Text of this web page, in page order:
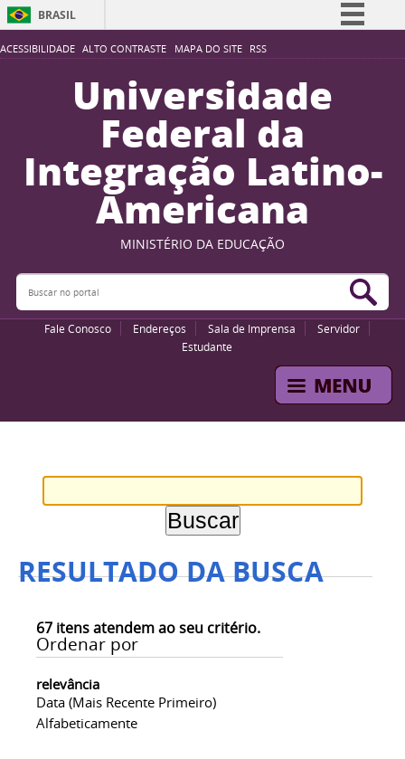
ACESSIBILIDADE ALTO CONTRASTE MAPA DO SITE RSS
BRASIL
Simplifique!
Participe
Acesso à informação
Legislação
Canais
Universidade
Federal da
Integração Latino-
Americana
MINISTÉRIO DA EDUCAÇÃO
Buscar no portal
Fale Conosco Endereços Sala de Imprensa
Servidor
Estudante
RESULTADO DA BUSCA
67 itens atendem ao seu critério.
Ordenar por
relevância
Data (mais Recente Primeiro)
Alfabeticamente